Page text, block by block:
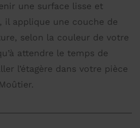
une surface lisse et
il applique une couche de
selon la couleur de votre
attendre le temps de
l’étagère dans votre pièce